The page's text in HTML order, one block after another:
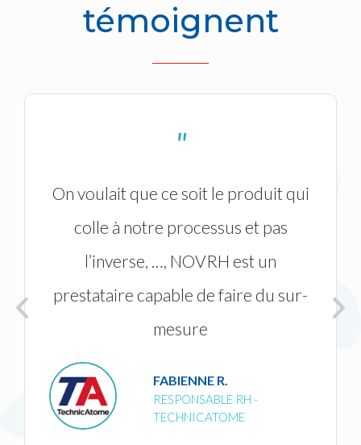
témoignent
"
On voulait que ce soit le produit qui
colle à notre processus et pas
l’inverse, …, NOVRH est un
prestataire capable de faire du sur-
mesure
FABIENNE R.
RESPONSABLE RH -
TECHNICATOME